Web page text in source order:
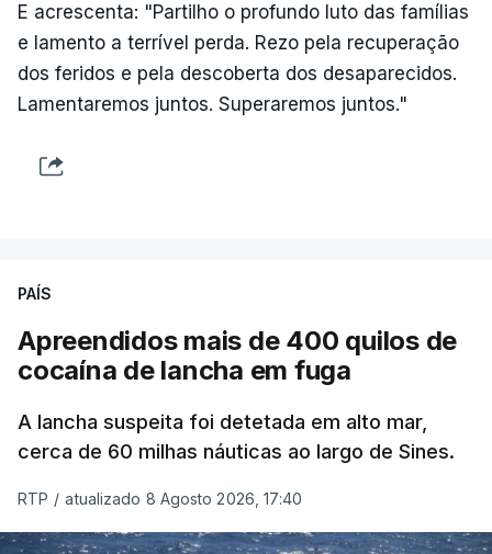
E acrescenta: "Partilho o profundo luto das famílias
e lamento a terrível perda. Rezo pela recuperação
dos feridos e pela descoberta dos desaparecidos.
Lamentaremos juntos. Superaremos juntos."
PAÍS
Apreendidos mais de 400 quilos de
cocaína de lancha em fuga
A lancha suspeita foi detetada em alto mar,
cerca de 60 milhas náuticas ao largo de Sines.
RTP / atualizado 8 Agosto 2026, 17:40